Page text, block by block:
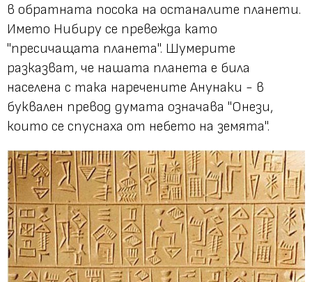
в обратната посока на останалите планети.
Името Нибиру се превежда като
"пресичащата планета". Шумерите
разказват, че нашата планета е била
населена с така наречените Анунаки - в
буквален превод думата означава "Онези,
които се спуснаха от небето на земята".